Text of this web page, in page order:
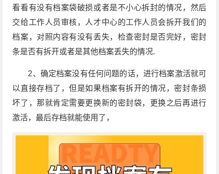
看看有没有档案袋破损或者是不小心拆封的情况，然后
交给工作人员审核，人才中心的工作人员会拆开我们的
档案，对照内容有没有丢失，检查密封是否完好，密封
条是否有拆开或者是其他档案丢失的情况.
2、确定档案没有任何问题的话，进行档案激活就可
以直接存档了，但是如果档案有拆开的情况，密封条损
坏了，那就肯定需要更换新的密封袋，更换之后再进行
激活，最后存档就能使用了，